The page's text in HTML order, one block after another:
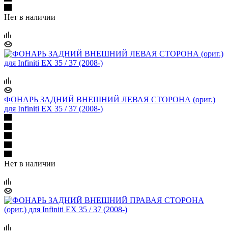
Нет в наличии
ФОНАРЬ ЗАДНИЙ ВНЕШНИЙ ЛЕВАЯ СТОРОНА (ориг.)
для Infiniti EX 35 / 37 (2008-)
Нет в наличии